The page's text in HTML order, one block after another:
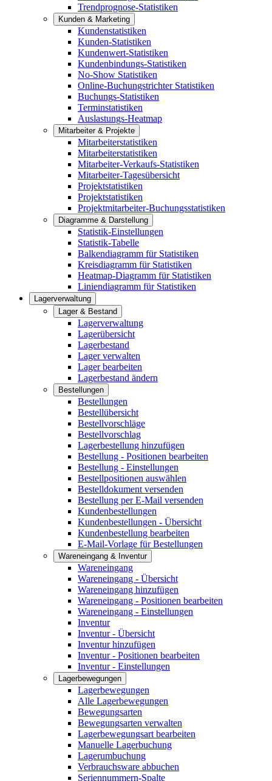
Trendprognose-Statistiken
Kunden & Marketing
Kundenstatistiken
Kunden-Statistiken
Kundenwert-Statistiken
Kundenbindungs-Statistiken
No-Show Statistiken
Online-Buchungstrichter Statistiken
Buchungs-Statistiken
Terminstatistiken
Auslastungs-Heatmap
Mitarbeiter & Projekte
Mitarbeiterstatistiken
Mitarbeiterstatistiken
Mitarbeiter-Verkaufs-Statistiken
Mitarbeiter-Tagesübersicht
Projektstatistiken
Projektstatistiken
Projektmitarbeiter-Buchungsstatistiken
Diagramme & Darstellung
Statistik-Einstellungen
Statistik-Tabelle
Balkendiagramm für Statistiken
Kreisdiagramm für Statistiken
Heatmap-Diagramm für Statistiken
Liniendiagramm für Statistiken
Lagerverwaltung
Lager & Bestand
Lagerverwaltung
Lagerübersicht
Lagerbestand
Lager verwalten
Lager bearbeiten
Lagerbestand ändern
Bestellungen
Bestellungen
Bestellübersicht
Bestellvorschläge
Bestellvorschlag
Lagerbestellung hinzufügen
Bestellung - Positionen bearbeiten
Bestellung - Einstellungen
Bestellpositionen auswählen
Bestelldokument versenden
Bestellung per E-Mail versenden
Kundenbestellungen
Kundenbestellungen - Übersicht
Kundenbestellung bearbeiten
E-Mail-Vorlage für Bestellungen
Wareneingang & Inventur
Wareneingang
Wareneingang - Übersicht
Wareneingang hinzufügen
Wareneingang - Positionen bearbeiten
Wareneingang - Einstellungen
Inventur
Inventur - Übersicht
Inventur hinzufügen
Inventur - Positionen bearbeiten
Inventur - Einstellungen
Lagerbewegungen
Lagerbewegungen
Alle Lagerbewegungen
Bewegungsarten
Bewegungsarten verwalten
Lagerbewegungsart bearbeiten
Manuelle Lagerbuchung
Lagerumbuchung
Verbrauchsware abbuchen
Seriennummern-Spalte